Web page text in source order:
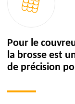
Pour le
la brosse est
de précision